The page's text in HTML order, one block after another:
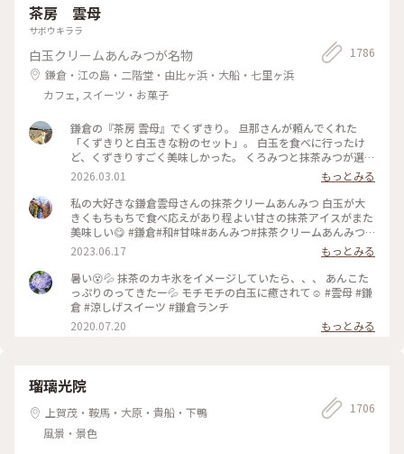
茶房 雲母
サボウキララ
白玉クリームあんみつが名物
鎌倉・江の島・二階堂・由比ヶ浜・大船・七里ヶ浜
カフェ, スイーツ・お菓子
1786
鎌倉の『茶房 雲母』でくずきり。 旦那さんが頼んでくれた
「くずきりと白玉きな粉のセット」。 白玉を食べに行ったけ
ど、くずきりすごく美味しかった。 くろみつと抹茶みつが選べ
ます。 1時間待ちを想定して行ったら、30分も待たずに入れ
た。 梅の見える特等席。 けど、席についてから出てくるまで
30分弱かかったので、だいたい1時間。 1時間くらいなら、並
んでも食べたいクオリティ。 #神奈川#鎌倉#茶房雲母#白玉#お
もちずき#Ayuのおやつ#はじめての鎌倉
2026.03.01
もっとみる
私の大好きな鎌倉雲母さんの抹茶クリームあんみつ 白玉が大
きくもちもちで食べ応えがあり程よい甘さの抹茶アイスがまた
美味しい😋 #鎌倉#和#甘味#あんみつ#抹茶クリームあんみつ#
雲母
2023.06.17
もっとみる
暑い😵💦 抹茶のカキ氷をイメージしていたら、、、 あんこた
っぷりのってきたー💦 モチモチの白玉に癒されて☺️ #雲母 #鎌
倉 #涼しげスイーツ #鎌倉ランチ
2020.07.20
もっとみる
瑠璃光院
上賀茂・鞍馬・大原・貴船・下鴨
風景・景色
1706